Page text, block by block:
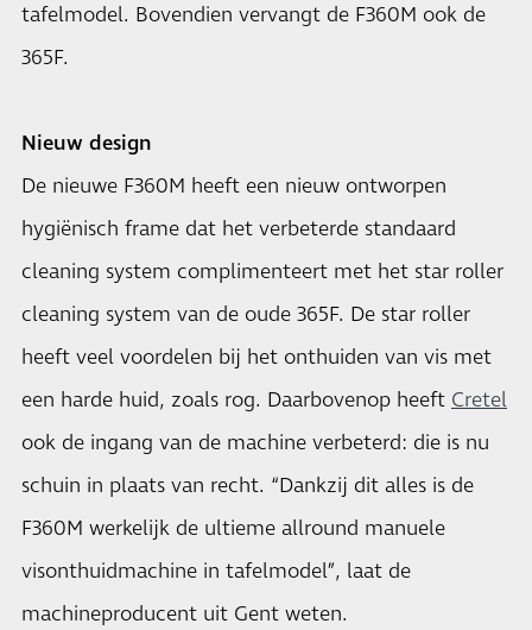
tafelmodel. Bovendien vervangt de F360M ook de
365F.
Nieuw design
De nieuwe F360M heeft een nieuw ontworpen
hygiënisch frame dat het verbeterde standaard
cleaning system complimenteert met het star roller
cleaning system van de oude 365F. De star roller
heeft veel voordelen bij het onthuiden van vis met
een harde huid, zoals rog. Daarbovenop heeft Cretel
ook de ingang van de machine verbeterd: die is nu
schuin in plaats van recht. “Dankzij dit alles is de
F360M werkelijk de ultieme allround manuele
visonthuidmachine in tafelmodel”, laat de
machineproducent uit Gent weten.